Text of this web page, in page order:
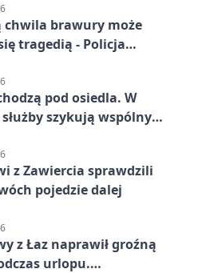
chwila brawury może
tragedią - Policja
pod osiedla. W
szykują wspólny
z Zawiercia sprawdzili
pojedzie dalej
z Łaz naprawił groźną
urlopu.